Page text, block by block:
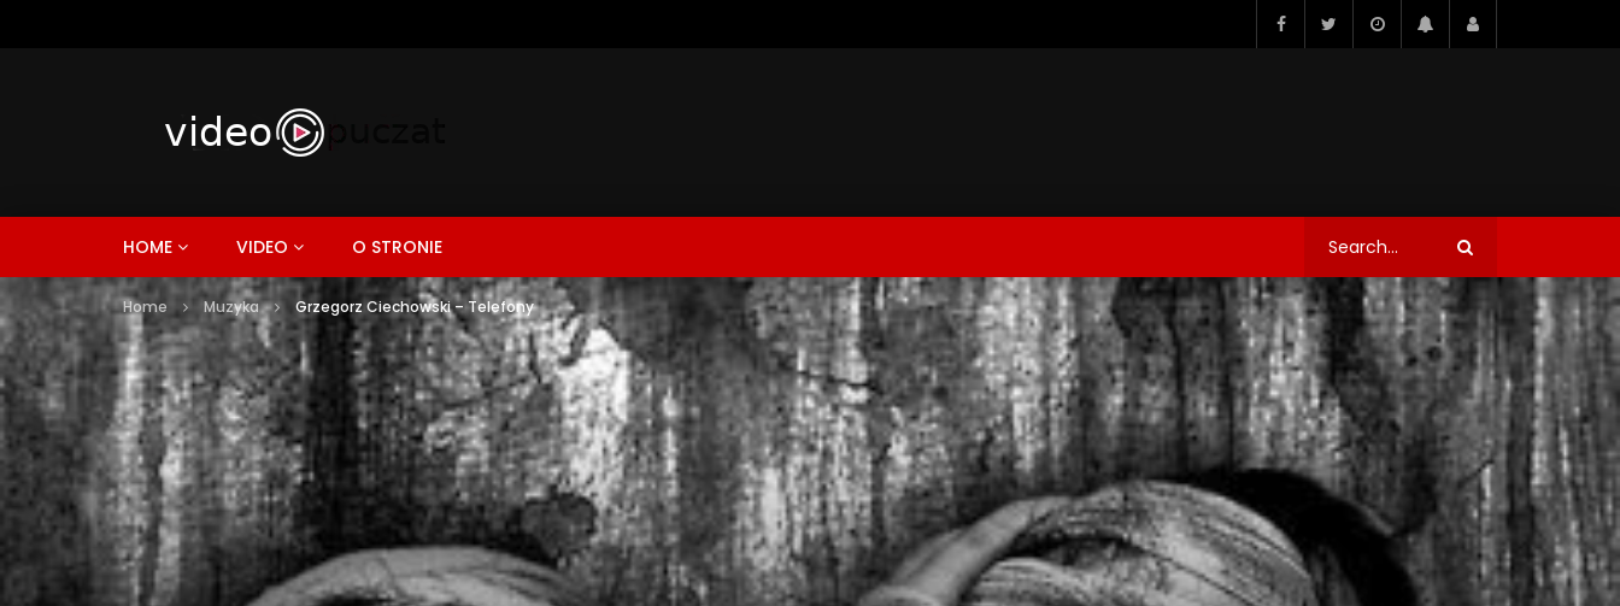
HOME VIDEO O STRONIE
Home Muzyka Grzegorz Ciechowski – Telefony